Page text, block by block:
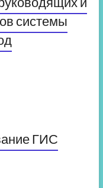
системы
ГИС